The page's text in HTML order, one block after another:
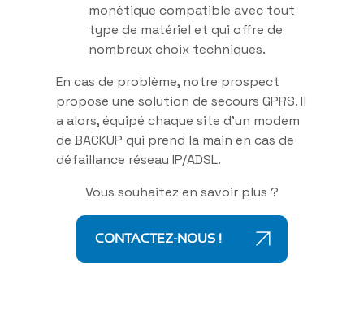
monétique compatible avec tout
type de matériel et qui offre de
nombreux choix techniques.
En cas de problème, notre prospect
propose une solution de secours GPRS. Il
a alors, équipé chaque site d’un modem
de BACKUP qui prend la main en cas de
défaillance réseau IP/ADSL.
Vous souhaitez en savoir plus ?
CONTACTEZ-NOUS !